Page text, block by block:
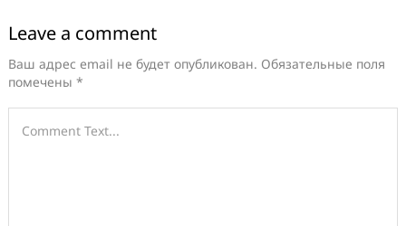
Leave a comment
Ваш адрес email не будет опубликован. Обязательные поля
помечены *